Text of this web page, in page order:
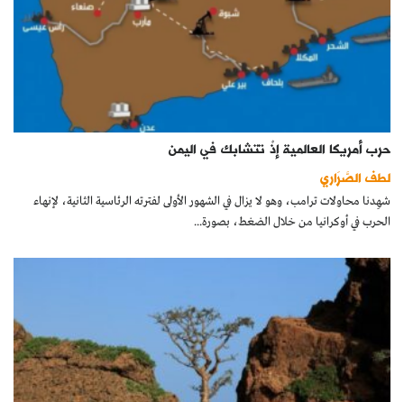
حرب أمريكا العالمية إذْ تتشابك في اليمن
لطف الصَّرَاري
شهِدنا محاولات ترامب، وهو لا يزال في الشهور الأولى لفترته الرئاسية الثانية، لإنهاء
الحرب في أوكرانيا من خلال الضغط، بصورة...